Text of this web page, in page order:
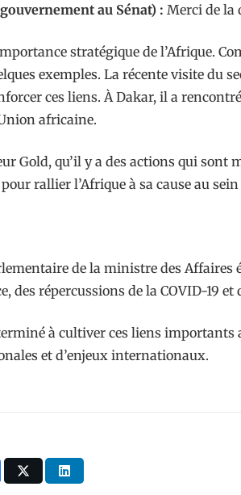
au Sénat) : Merci de la
stratégique de l’Afrique.
exemples. La récente visite du
ces liens. À Dakar, il a
africaine.
Gold, qu’il y a des actions qui
rallier l’Afrique à sa cause au
de la ministre des
répercussions de la COVID-19
à cultiver ces liens
et d’enjeux internationaux.